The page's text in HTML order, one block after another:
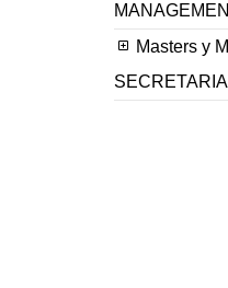
Masters y